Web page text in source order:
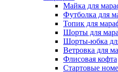
Майка для
Футболка для
Топик для
Шорты для
Шорты-юбка
Ветровка для
Флисовая кофта
Стартовые